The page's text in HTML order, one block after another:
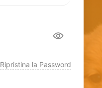
Ripristina la Password